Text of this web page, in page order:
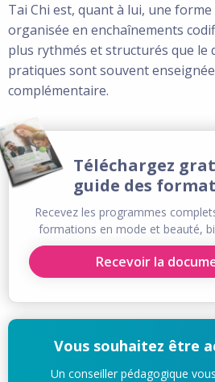
Tai Chi est, quant à lui, une
organisée en enchaînements
plus rythmés et structurés que le
pratiques sont souvent
complémentaire.
Téléchargez
guide des
Recevez les programmes
formations en mode et beauté,
Recevoir la
Vous souhaitez être
Un conseiller pédagogique